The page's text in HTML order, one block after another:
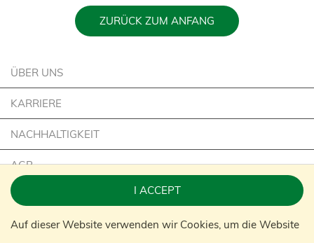
I ACCEPT
Auf dieser Website verwenden wir Cookies, um die Website
ZURÜCK ZUM ANFANG
ÜBER UNS
KARRIERE
NACHHALTIGKEIT
AGB
IMPRESSUM
KONTAKT